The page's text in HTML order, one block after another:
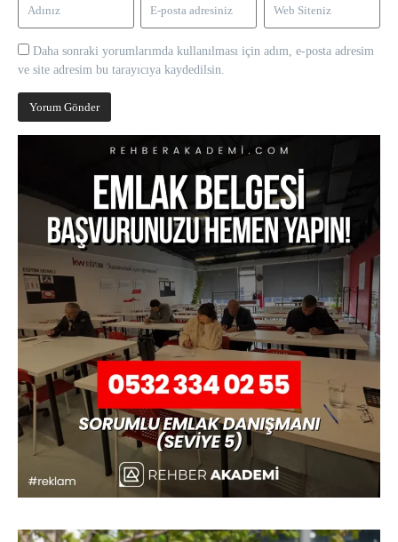
Daha sonraki yorumlarımda kullanılması için adım, e-posta adresim
ve site adresim bu tarayıcıya kaydedilsin.